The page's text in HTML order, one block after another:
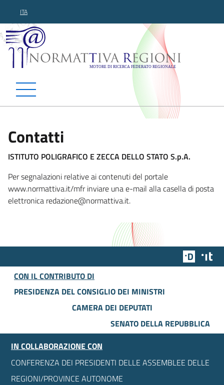
ITA
Normattiva Regioni -
Contatti
ISTITUTO POLIGRAFICO E ZECCA DELLO STATO S.p.A.
Per segnalazioni relative ai contenuti del portale
www.normattiva.it/mfr inviare una e-mail alla casella di posta
elettronica redazione@normattiva.it.
Team
CON IL CONTRIBUTO DI
PRESIDENZA DEL CONSIGLIO DEI MINISTRI
CAMERA DEI DEPUTATI
SENATO DELLA REPUBBLICA
IN COLLABORAZIONE CON
CONFERENZA DEI PRESIDENTI DELLE ASSEMBLEE DELLE
REGIONI/PROVINCE AUTONOME